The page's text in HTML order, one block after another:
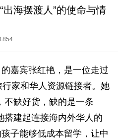
海摆渡人”的使命与情
嘉宾张红艳，是一位走过
家和华人资源链接者。她
不缺好货，缺的是一条
搭建起连接海内外华人的
子能够低成本留学，让中